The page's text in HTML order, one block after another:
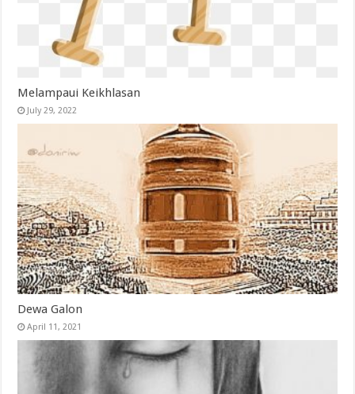
Melampaui Keikhlasan
July 29, 2022
Dewa Galon
April 11, 2021